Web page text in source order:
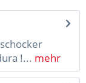
!... mehr